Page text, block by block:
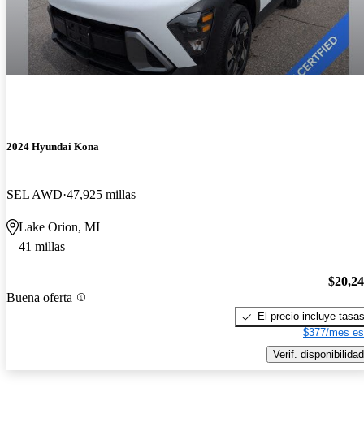
2024 Hyundai Kona
SEL AWD 47,925 millas
Lake Orion, MI
41 millas
Buena oferta
El precio incluye tasas
$377/mes
Verif. disponibilidad